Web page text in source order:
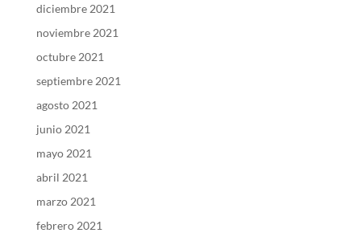
diciembre 2021
noviembre 2021
octubre 2021
septiembre 2021
agosto 2021
junio 2021
mayo 2021
abril 2021
marzo 2021
febrero 2021